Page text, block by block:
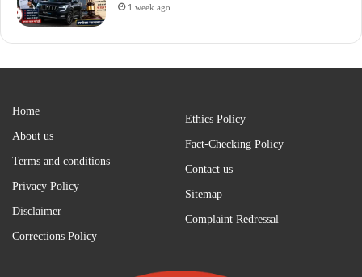
1 week ago
Home
About us
Terms and conditions
Privacy Policy
Disclaimer
Corrections Policy
Ethics Policy
Fact-Checking Policy
Contact us
Sitemap
Complaint Redressal